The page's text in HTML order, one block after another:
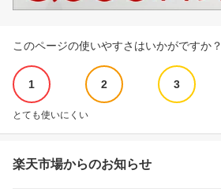
このページの使いやすさはいかがですか？
1 2 3
とても使いにくい
楽天市場からのお知らせ